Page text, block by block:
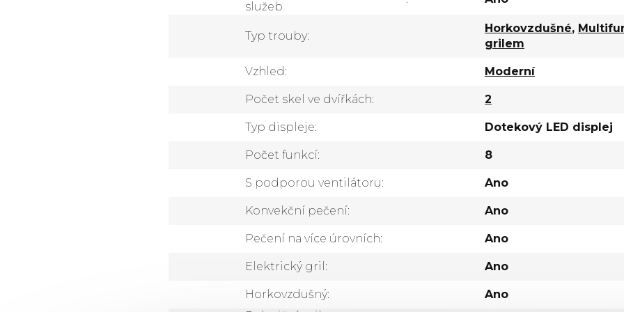
služeb
Typ trouby:
Horkovzdušné,
grilem
Vzhled: Moderní
Počet skel ve dvířkách: 2
Typ displeje: Dotekový LED displej
Počet funkcí: 8
S podporou ventilátoru: Ano
Konvekční pečení: Ano
Pečení na více úrovních: Ano
Elektrický gril : Ano
Horkovzdušný:
Ano